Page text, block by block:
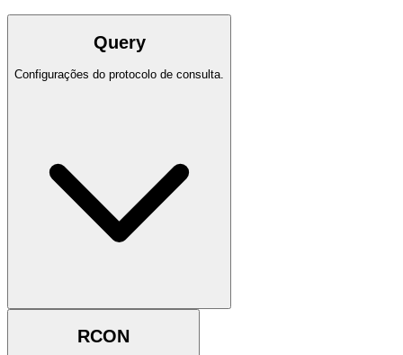
Query
Configurações do protocolo de consulta.
RCON